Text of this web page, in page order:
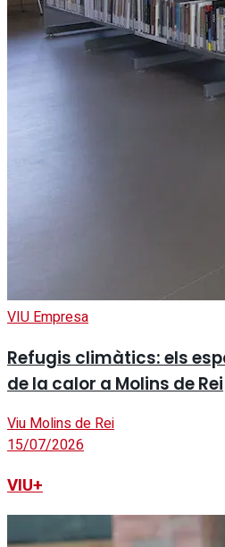
VIU Empresa
Refugis climàtics: els
de la calor a Molins de Rei
Viu Molins de Rei
15/07/2026
VIU+